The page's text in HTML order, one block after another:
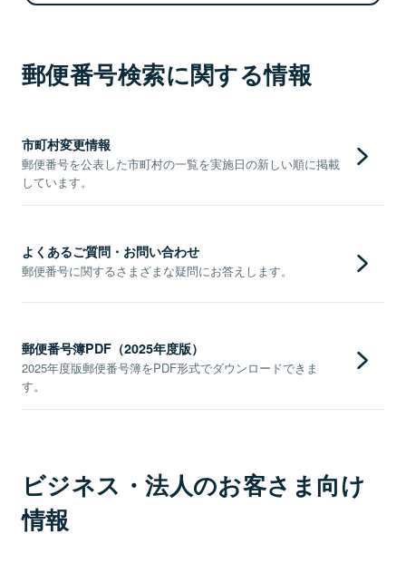
郵便番号検索に関する情報
市町村変更情報
郵便番号を公表した市町村の一覧を実施日の新しい順に掲載
しています。
よくあるご質問・お問い合わせ
郵便番号に関するさまざまな疑問にお答えします。
郵便番号簿PDF（2025年度版）
2025年度版郵便番号簿をPDF形式でダウンロードできま
す。
ビジネス・法人のお客さま向け
情報